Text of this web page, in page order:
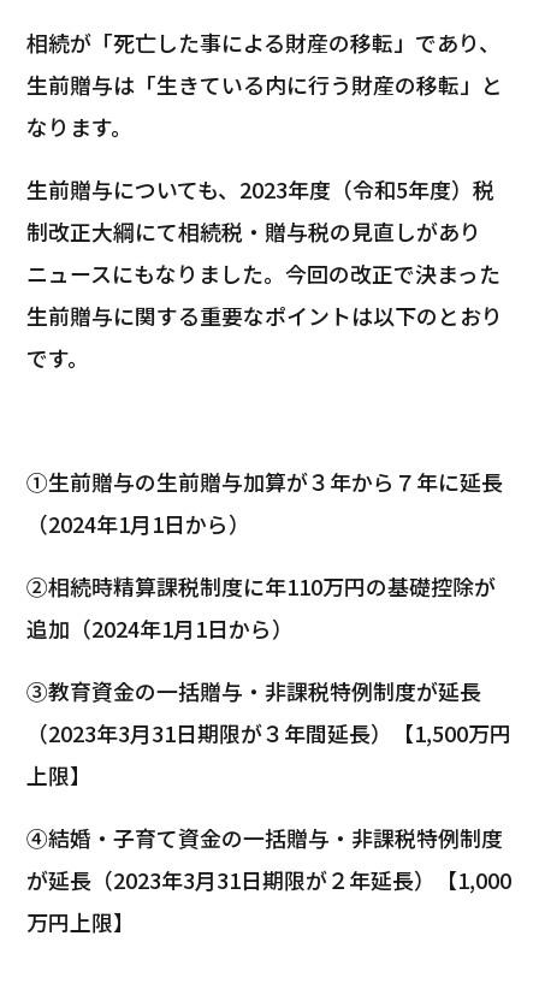
相続が「死亡した事による財産の移転」であり、
生前贈与は「生きている内に行う財産の移転」と
なります。
生前贈与についても、2023年度（令和5年度）税
制改正大綱にて相続税・贈与税の見直しがあり
ニュースにもなりました。今回の改正で決まった
生前贈与に関する重要なポイントは以下のとおり
です。
①生前贈与の生前贈与加算が３年から７年に延長
（2024年1月1日から）
②相続時精算課税制度に年110万円の基礎控除が
追加（2024年1月1日から）
③教育資金の一括贈与・非課税特例制度が延長
（2023年3月31日期限が３年間延長）【1,500万円
上限】
④結婚・子育て資金の一括贈与・非課税特例制度
が延長（2023年3月31日期限が２年延長）【1,000
万円上限】